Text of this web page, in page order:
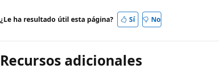
¿Le ha resultado útil esta página? Sí No
Recursos adicionales